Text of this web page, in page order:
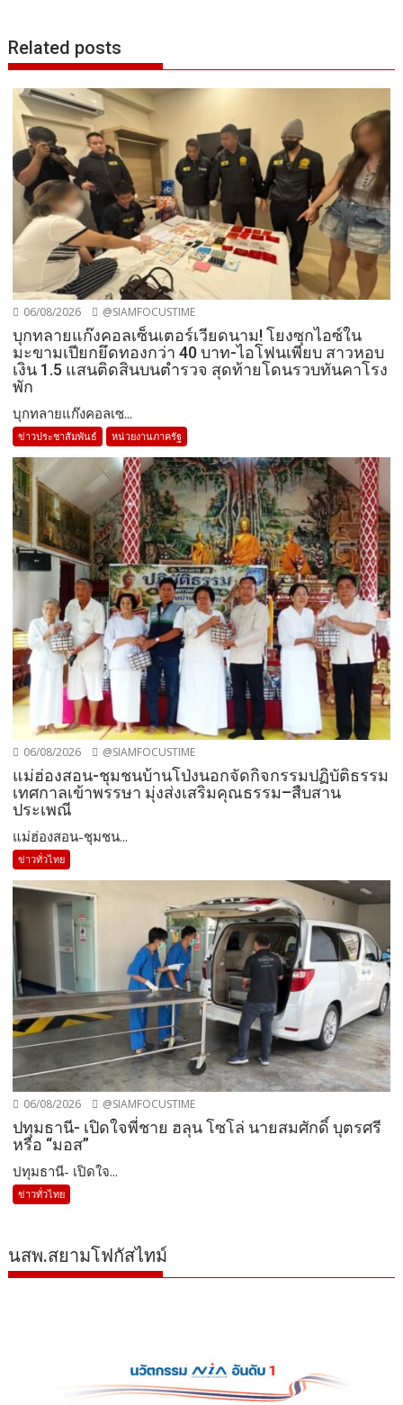
Related posts
06/08/2026 @SIAMFOCUSTIME
บุกทลายแก๊งคอลเซ็นเตอร์เวียดนาม! โยงซุกไอซ์ใน
มะขามเปียกยึดทองกว่า 40 บาท-ไอโฟนเพียบ สาวหอบ
เงิน 1.5 แสนติดสินบนตำรวจ สุดท้ายโดนรวบทันคาโรง
พัก
บุกทลายแก๊งคอลเซ...
ข่าวประชาสัมพันธ์ หน่วยงานภาครัฐ
06/08/2026 @SIAMFOCUSTIME
แม่ฮ่องสอน-ชุมชนบ้านโป่งนอกจัดกิจกรรมปฏิบัติธรรม
เทศกาลเข้าพรรษา มุ่งส่งเสริมคุณธรรม–สืบสาน
ประเพณี
แม่ฮ่องสอน-ชุมชน...
ข่าวทั่วไทย
06/08/2026 @SIAMFOCUSTIME
ปทุมธานี- เปิดใจพี่ชาย ฮลุน โซโล่ นายสมศักดิ์ บุตรศรี
หรือ “มอส”
ปทุมธานี- เปิดใจ...
ข่าวทั่วไทย
นสพ.สยามโฟกัสไทม์